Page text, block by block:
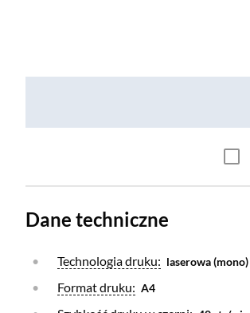
Dane techniczne
Otwórz warstwę
Technologia druku: laserowa (mono)
Otwórz warstwę
Format druku: A4